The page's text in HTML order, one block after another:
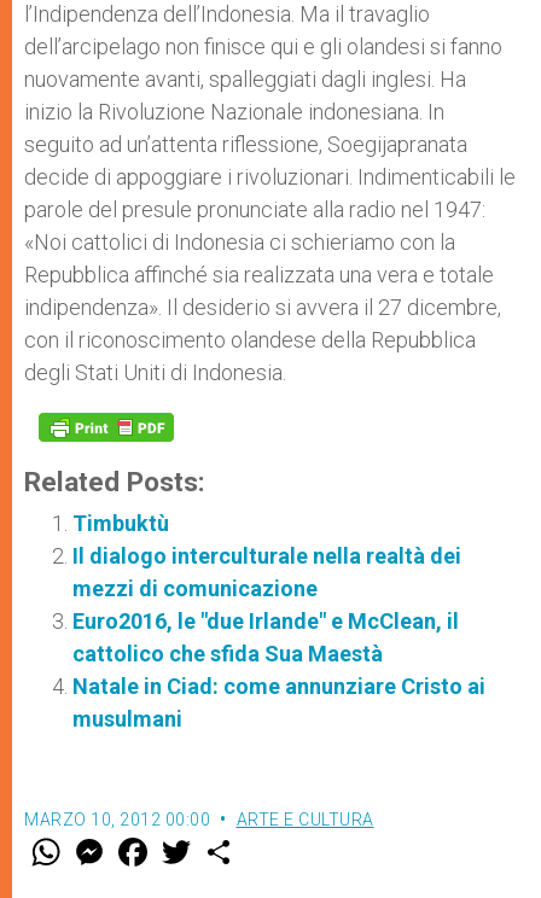
l’Indipendenza dell’Indonesia. Ma il travaglio
dell’arcipelago non finisce qui e gli olandesi si fanno
nuovamente avanti, spalleggiati dagli inglesi. Ha
inizio la Rivoluzione Nazionale indonesiana. In
seguito ad un’attenta riflessione, Soegijapranata
decide di appoggiare i rivoluzionari. Indimenticabili le
parole del presule pronunciate alla radio nel 1947:
«Noi cattolici di Indonesia ci schieriamo con la
Repubblica affinché sia realizzata una vera e totale
indipendenza». Il desiderio si avvera il 27 dicembre,
con il riconoscimento olandese della Repubblica
degli Stati Uniti di Indonesia.
Related Posts:
Timbuktù
Il dialogo interculturale nella realtà dei
mezzi di comunicazione
Euro2016, le "due Irlande" e McClean, il
cattolico che sfida Sua Maestà
Natale in Ciad: come annunziare Cristo ai
musulmani
MARZO 10, 2012 00:00 ARTE E CULTURA
W M
e
F
a w